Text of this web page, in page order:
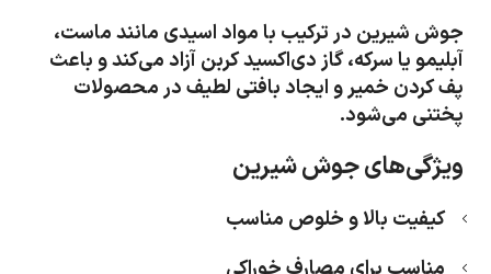
جوش شیرین در ترکیب با مواد اسیدی مانند ماست،
آبلیمو یا سرکه، گاز دی‌اکسید کربن آزاد می‌کند و باعث
پف کردن خمیر و ایجاد بافتی لطیف در محصولات
پختنی می‌شود.
ویژگی‌های جوش شیرین
کیفیت بالا و خلوص مناسب